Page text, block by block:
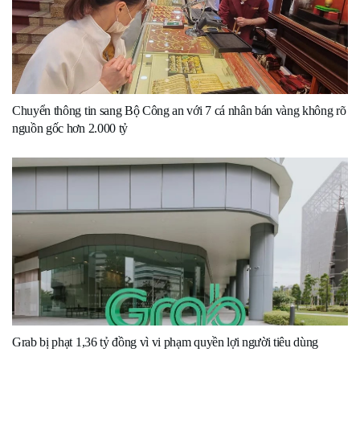
Chuyển thông tin sang Bộ Công an với 7 cá nhân bán vàng không rõ
nguồn gốc hơn 2.000 tỷ
Grab bị phạt 1,36 tỷ đồng vì vi phạm quyền lợi người tiêu dùng